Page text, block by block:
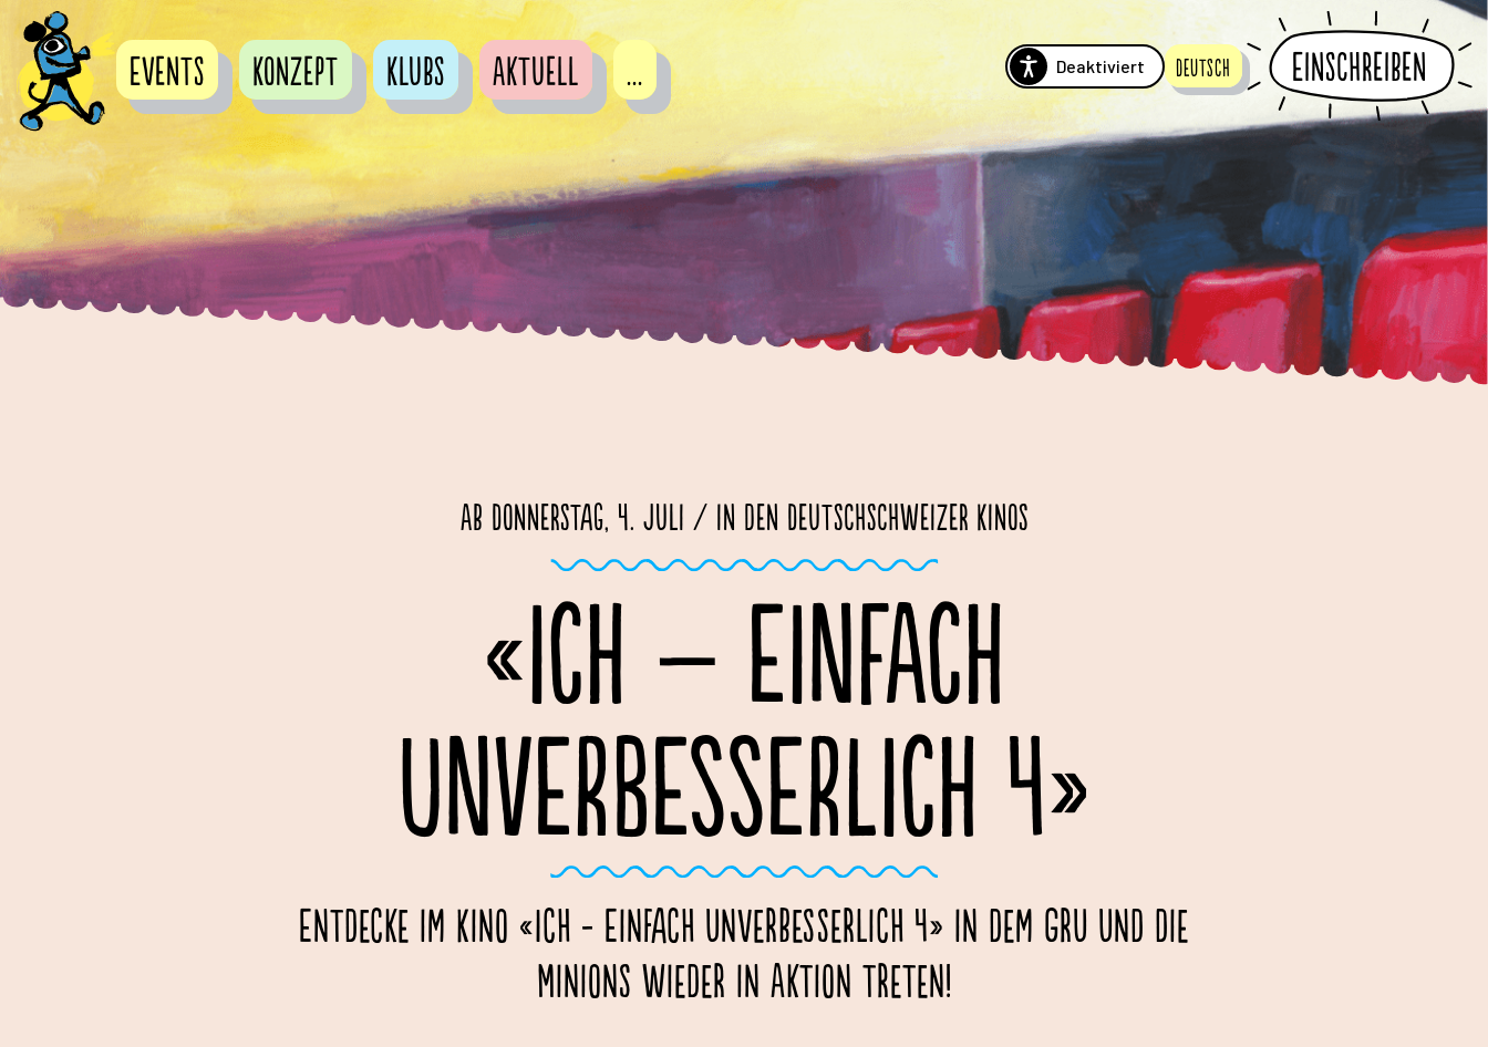
Deaktiviert Deutsch Einschreiben
Events Konzept Klubs Aktuell ...
Ab Donnerstag, 4. Juli / in den Deutschschweizer Kinos
«ICH – EINFACH
UNVERBESSERLICH 4»
Entdecke im Kino «Ich - Einfach unverbesserlich 4» in dem Gru und die
Minions wieder in Aktion treten!